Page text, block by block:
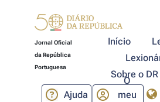
Jornal Oficial
da República
Portuguesa
Início
Sobre o DR
Ajuda
O
meu